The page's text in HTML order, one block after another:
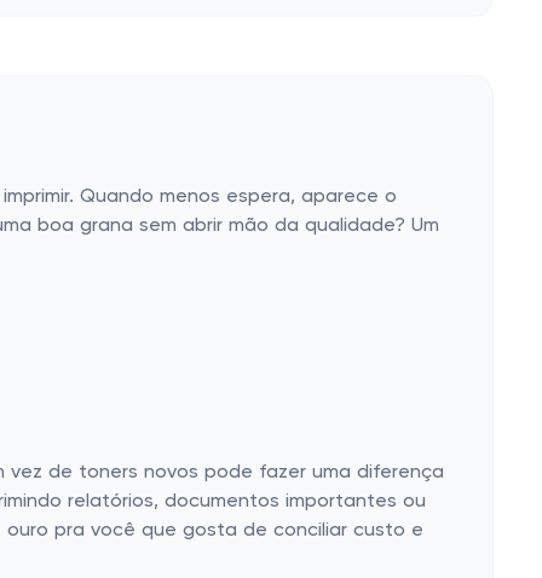
Quando menos espera, aparece o
boa grana sem abrir mão da qualidade? Um
vez de toners novos pode fazer uma diferença
relatórios, documentos importantes ou
pra você que gosta de conciliar custo e